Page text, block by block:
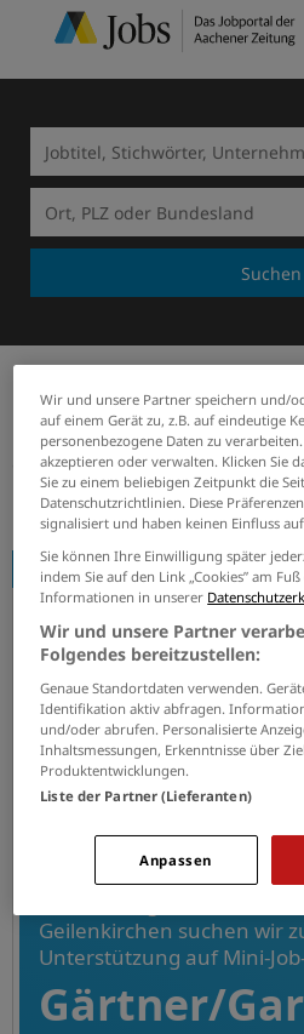
Suchen
Start Gärtner / Gartenhelfer (m/
vorherige
Anzeige Firmenprofil
Gärtner / Gartenhelfer
CSB-System SE
13.07.2026
JETZT BEWERBEN
Wir und unsere Partner speichern und/
auf einem Gerät zu, z.B. auf eindeutige
personenbezogene Daten zu
akzeptieren oder verwalten. Klicken Sie
Sie zu einem beliebigen Zeitpunkt die
Datenschutzrichtlinien. Diese
signalisiert und haben keinen Einfluss
Sie können Ihre Einwilligung später
indem Sie auf den Link „Cookies” am
Informationen in unserer
Wir und unsere Partner
Folgendes bereitzustellen:
Genaue Standortdaten verwenden.
Identifikation aktiv abfragen.
und/oder abrufen. Personalisierte
Inhaltsmessungen, Erkenntnisse über
Produktentwicklungen.
Liste der Partner (Lieferanten)
Anpassen